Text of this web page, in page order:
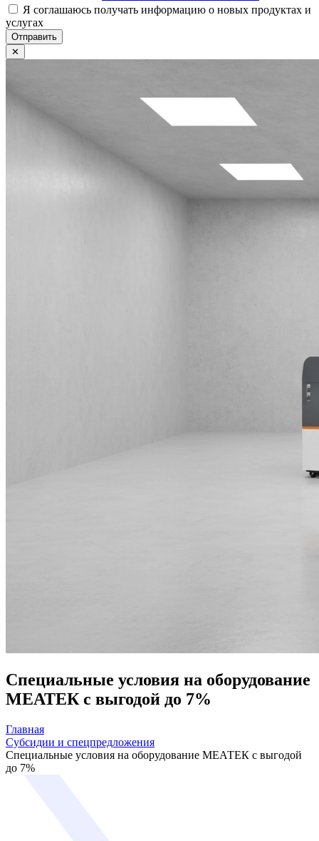
Я соглашаюсь получать информацию о новых продуктах и
услугах
Отправить
✕
Специальные условия на оборудование
МЕАТЕК с выгодой до 7%
Главная
Субсидии и спецпредложения
Специальные условия на оборудование МЕАТЕК с выгодой
до 7%